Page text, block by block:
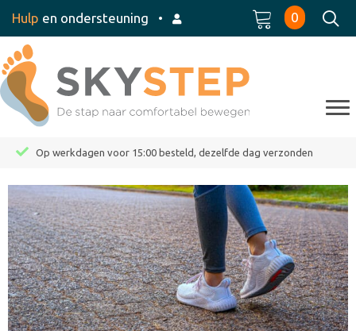
Hulp en ondersteuning • 0
Op werkdagen voor 15:00 besteld, dezelfde dag verzonden